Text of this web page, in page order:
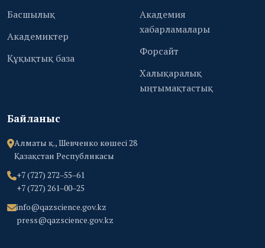
Басшылық
Академиктер
Құқықтық база
Академия
хабарламалары
Форсайт
Халықаралық
ыңтымақтастық
Байланыс
Алматы қ., Шевченко көшесі 28
Қазақстан Республикасы
+7 (727) 272‒55‒61
+7 (727) 261‒00‒25
info@qazscience.gov.kz
press@qazscience.gov.kz